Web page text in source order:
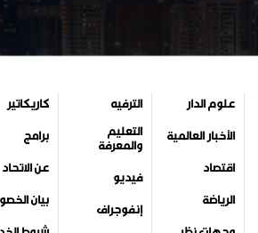
علوم الدار
الأخبار العالمية
اقتصاد
الرياضة
الترفيه
التعليم
والمعرفة
فيديو
إنفوجراف
كاريكاتير
برامج
عن الاتحاد
بيان